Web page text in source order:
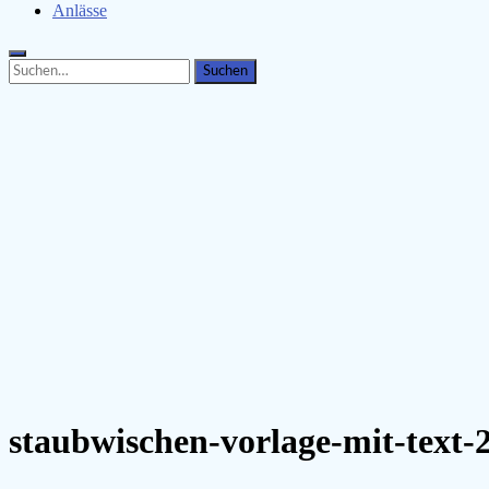
Anlässe
Search
for:
Search
staubwischen-vorlage-mit-text-